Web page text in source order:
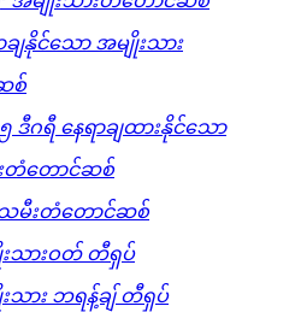
ချနိုင်သော အမျိုးသား
စ်
ဒီဂရီ နေရာချထားနိုင်သော
တံတောင်ဆစ်
သမီးတံတောင်ဆစ်
းသားဝတ် တီရှပ်
းသား ဘရန့်ချ် တီရှပ်